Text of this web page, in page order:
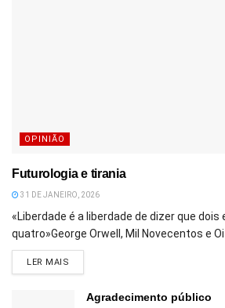
OPINIÃO
Futurologia e tirania
31 DE JANEIRO, 2026
«Liberdade é a liberdade de dizer que dois
quatro»George Orwell, Mil Novecentos e
LER MAIS
Agradecimento público